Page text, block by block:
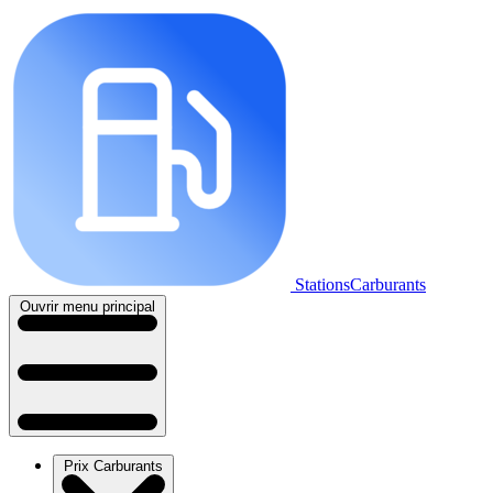
StationsCarburants
Ouvrir menu principal
Prix Carburants